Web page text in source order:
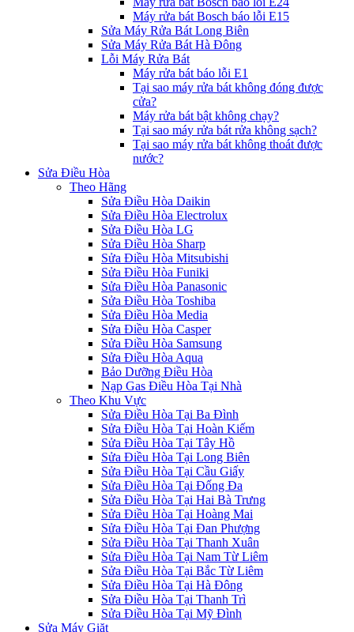
Máy rửa bát Bosch báo lỗi E15
Sửa Máy Rửa Bát Long Biên
Sửa Máy Rửa Bát Hà Đông
Lỗi Máy Rửa Bát
Máy rửa bát báo lỗi E1
Tại sao máy rửa bát không đóng được
cửa?
Máy rửa bát bật không chạy?
Tại sao máy rửa bát rửa không sạch?
Tại sao máy rửa bát không thoát được
nước?
Sửa Điều Hòa
Theo Hãng
Sửa Điều Hòa Daikin
Sửa Điều Hòa Electrolux
Sửa Điều Hòa LG
Sửa Điều Hòa Sharp
Sửa Điều Hòa Mitsubishi
Sửa Điều Hòa Funiki
Sửa Điều Hòa Panasonic
Sửa Điều Hòa Toshiba
Sửa Điều Hòa Media
Sửa Điều Hòa Casper
Sửa Điều Hòa Samsung
Sửa Điều Hòa Aqua
Bảo Dưỡng Điều Hòa
Nạp Gas Điều Hòa Tại Nhà
Theo Khu Vực
Sửa Điều Hòa Tại Ba Đình
Sửa Điều Hòa Tại Hoàn Kiếm
Sửa Điều Hòa Tại Tây Hồ
Sửa Điều Hòa Tại Long Biên
Sửa Điều Hòa Tại Cầu Giấy
Sửa Điều Hòa Tại Đống Đa
Sửa Điều Hòa Tại Hai Bà Trưng
Sửa Điều Hòa Tại Hoàng Mai
Sửa Điều Hòa Tại Đan Phượng
Sửa Điều Hòa Tại Thanh Xuân
Sửa Điều Hòa Tại Nam Từ Liêm
Sửa Điều Hòa Tại Bắc Từ Liêm
Sửa Điều Hòa Tại Hà Đông
Sửa Điều Hòa Tại Thanh Trì
Sửa Điều Hòa Tại Mỹ Đình
Sửa Máy Giặt